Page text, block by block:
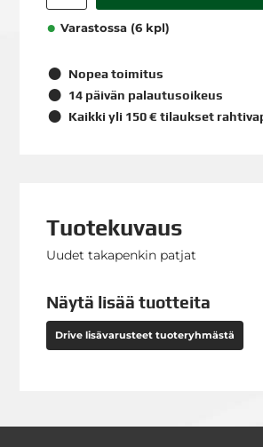
Varastossa (6 kpl)
Nopea toimitus
14 päivän palautusoikeus
Kaikki yli 150 € tilaukset
Tuotekuvaus
Uudet takapenkin patjat
Näytä lisää tuotteita
Drive lisävarusteet tuoteryhmästä